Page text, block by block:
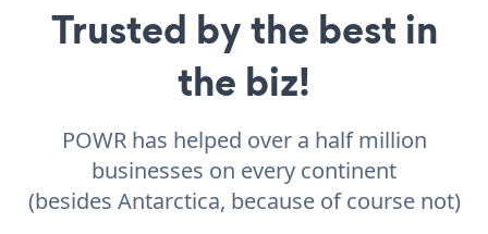
Trusted by the best in
the biz!
POWR has helped over a half million
businesses on every continent
(besides Antarctica, because of course not)